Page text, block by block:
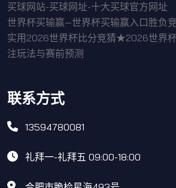
买球网站-买球网址-十大买球官方网址
世界杯买输赢—世界杯买输赢入口胜负
实用2026世界杯比分竞猜★2026世界
注玩法与赛前预测
联系方式
13594780081
礼拜一-礼拜五 09:00-18:00